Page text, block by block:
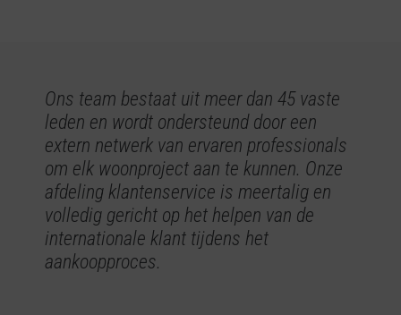
Ons team bestaat uit meer dan 45 vaste
leden en wordt ondersteund door een
extern netwerk van ervaren professionals
om elk woonproject aan te kunnen. Onze
afdeling klantenservice is meertalig en
volledig gericht op het helpen van de
internationale klant tijdens het
aankoopproces.